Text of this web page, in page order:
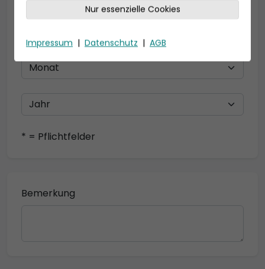
Geburtsdatum
* = Pflichtfelder
Bemerkung
Nur essenzielle Cookies
Impressum | Datenschutz | AGB